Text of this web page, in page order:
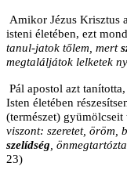
Amikor Jézus Krisztus
isteni életében, ezt
tanul-jatok tőlem, mert
megtaláljátok lelketek
Pál apostol azt
Isten életében
(természet)
viszont: szeretet, öröm,
szelídség ,
23)